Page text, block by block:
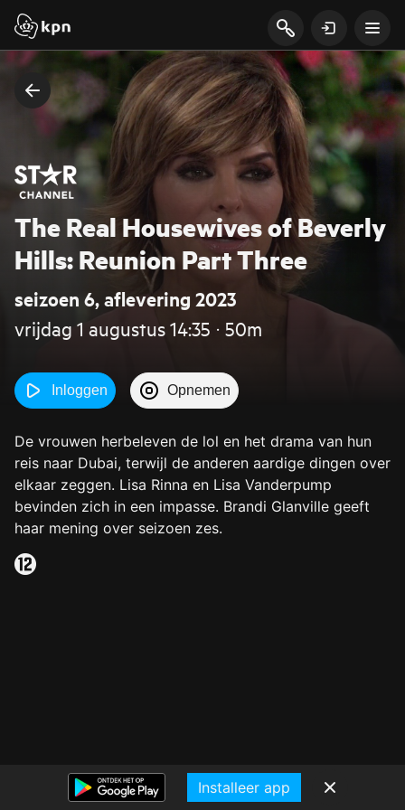
The Real Housewives of Beverly
Hills: Reunion Part Three
seizoen 6, aflevering 2023
vrijdag 1 augustus 14:35 ‧ 50m
Inloggen Opnemen
De vrouwen herbeleven de lol en het drama van hun
reis naar Dubai, terwijl de anderen aardige dingen over
elkaar zeggen. Lisa Rinna en Lisa Vanderpump
bevinden zich in een impasse. Brandi Glanville geeft
haar mening over seizoen zes.
Installeer app